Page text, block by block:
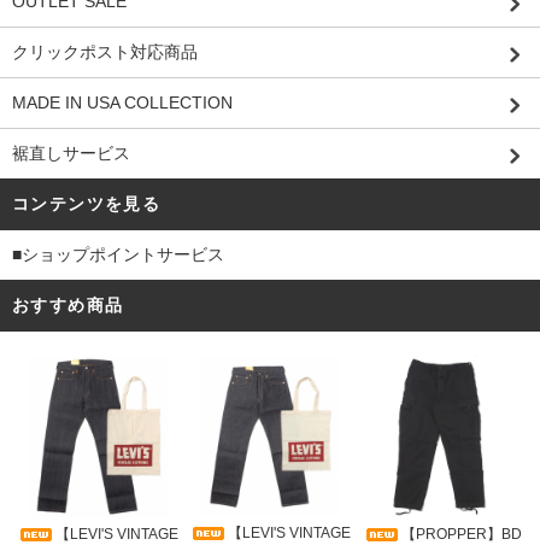
クリックポスト対応商品
MADE IN USA COLLECTION
裾直しサービス
コンテンツを見る
■ショップポイントサービス
おすすめ商品
【LEVI'S VINTAGE
【LEVI'S VINTAGE
【PROPPER】BD